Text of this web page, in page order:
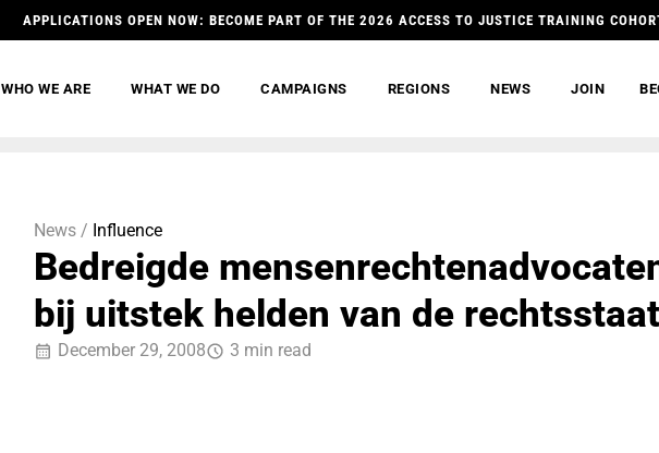
APPLICATIONS OPEN NOW: BECOME PART OF THE 2026 ACCESS TO JUSTICE TRAINING
WHO WE ARE WHAT WE DO CAMPAIGNS REGIONS NEWS JOIN
News / Influence
Bedreigde
bij uitstek helden van de rechtsstaat
December 29, 2008 3 min read